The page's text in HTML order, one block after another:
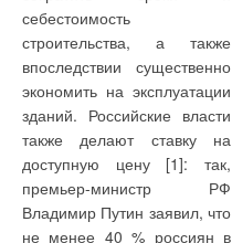
себестоимость
строительства, а также
впоследствии существенно
экономить на эксплуатации
зданий. Российские власти
также делают ставку на
доступную цену [1]: так,
премьер-министр РФ
Владимир Путин заявил, что
не менее 40 % россиян в
незаметности, центральные
системы имеют и ряд
объективных преимуществ
— такие, как
универсальность, гибкость,
возможность
комбинирования различных
элементов с разной
функциональностью и т.д.
кондиционирования.
Одновременно, на фоне
роста цен на
энергоносители все
большее значение
приобретает возможность
снижения затрат при
последующей эксплуатации
зданий и сооружений. В
этой связи все больший